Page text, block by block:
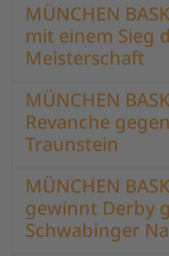
MÜNCHEN
mit einem Sieg
Meisterschaft
MÜNCHEN
Revanche gegen
Traunstein
MÜNCHEN
gewinnt Derby
Schwabinger